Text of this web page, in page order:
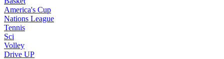
America's Cup
Nations League
Tennis
Sci
Volley
Drive UP